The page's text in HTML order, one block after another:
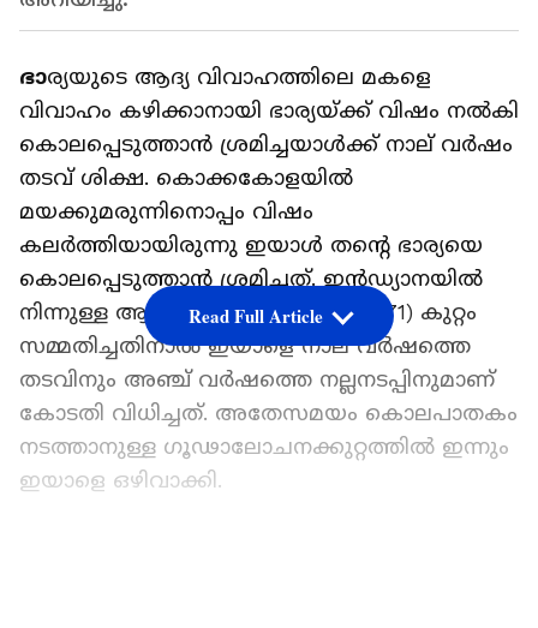
ഭാര്യയുടെ ആദ്യ വിവാഹത്തിലെ മകളെ
വിവാഹം കഴിക്കാനായി ഭാര്യയ്ക്ക് വിഷം നല്‍കി
കൊലപ്പെടുത്താന്‍ ശ്രമിച്ചയാള്‍ക്ക് നാല് വര്‍ഷം
തടവ് ശിക്ഷ. കൊക്കകോളയിൽ
മയക്കുമരുന്നിനൊപ്പം വിഷം
കലര്‍ത്തിയായിരുന്നു ഇയാള്‍ തന്‍റെ ഭാര്യയെ
കൊലപ്പെടുത്താന്‍ ശ്രമിച്ചത്. ഇൻഡ്യാനയിൽ
നിന്നുള്ള ആൽഫ്രഡ് ഡബ്ല്യു. റൂഫ് (71) കുറ്റം
സമ്മതിച്ചതിനാല്‍ ഇയാളെ നാല് വര്‍ഷത്തെ
തടവിനും അഞ്ച് വര്‍ഷത്തെ നല്ലനടപ്പിനുമാണ്
കോടതി വിധിച്ചത്. അതേസമയം കൊലപാതകം
നടത്താനുള്ള ഗൂഢാലോചനക്കുറ്റത്തില്‍ ഇന്നും
ഇയാളെ ഒഴിവാക്കി.
Read Full Article